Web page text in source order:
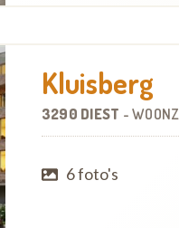
Kluisberg
3290 DIEST -
6 foto's